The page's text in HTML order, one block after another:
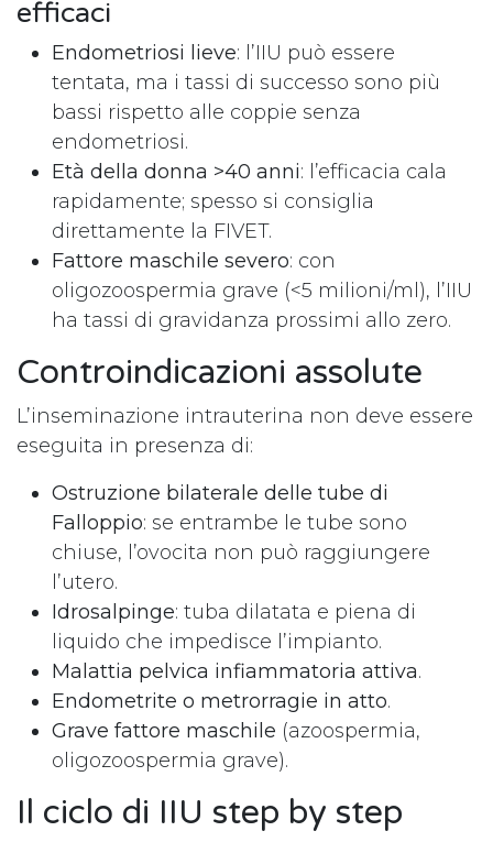
efficaci
Endometriosi lieve: l’IIU può essere
tentata, ma i tassi di successo sono più
bassi rispetto alle coppie senza
endometriosi.
Età della donna >40 anni: l’efficacia cala
rapidamente; spesso si consiglia
direttamente la FIVET.
Fattore maschile severo: con
oligozoospermia grave (<5 milioni/ml), l’IIU
ha tassi di gravidanza prossimi allo zero.
Controindicazioni assolute
L’inseminazione intrauterina non deve essere
eseguita in presenza di:
Ostruzione bilaterale delle tube di
Falloppio: se entrambe le tube sono
chiuse, l’ovocita non può raggiungere
l’utero.
Idrosalpinge: tuba dilatata e piena di
liquido che impedisce l’impianto.
Malattia pelvica infiammatoria attiva.
Endometrite o metrorragie in atto.
Grave fattore maschile (azoospermia,
oligozoospermia grave).
Il ciclo di IIU step by step